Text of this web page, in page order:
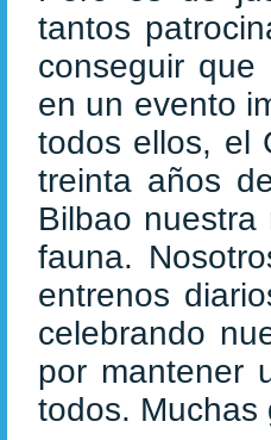
tantos
conseguir que
en un evento
todos ellos, el
treinta años
Bilbao
fauna.
entrenos
celebrando
por mantener
todos. Muchas